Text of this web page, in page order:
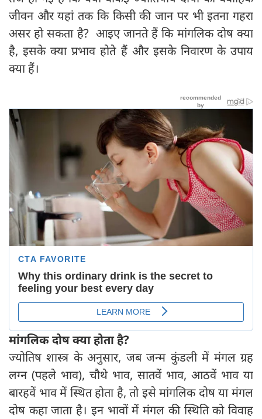
जीवन और यहां तक कि किसी की जान पर भी इतना गहरा
असर हो सकता है? आइए जानते हैं कि मांगलिक दोष क्या
है, इसके क्या प्रभाव होते हैं और इसके निवारण के उपाय
क्या हैं।
मांगलिक दोष क्या होता है?
ज्योतिष शास्त्र के अनुसार, जब जन्म कुंडली में मंगल ग्रह
लग्न (पहले भाव), चौथे भाव, सातवें भाव, आठवें भाव या
बारहवें भाव में स्थित होता है, तो इसे मांगलिक दोष या मंगल
दोष कहा जाता है। इन भावों में मंगल की स्थिति को विवाह